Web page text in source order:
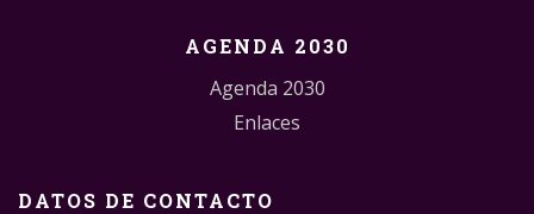
AGENDA 2030
Agenda 2030
Enlaces
DATOS DE CONTACTO